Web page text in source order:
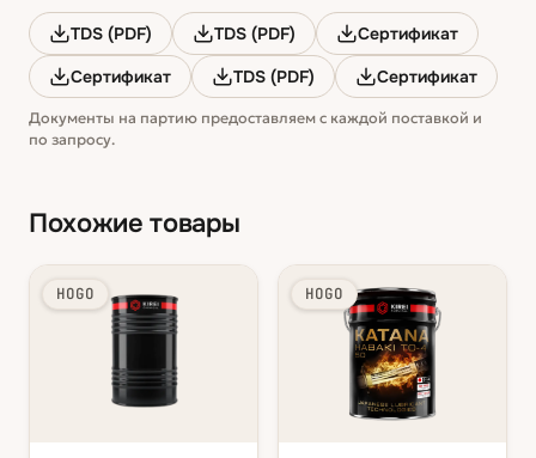
TDS (PDF) TDS (PDF)
Сертификат
Сертификат
TDS (PDF) Сертификат
Документы на партию предоставляем с каждой поставкой и
по запросу.
Похожие товары
HOGO HOGO